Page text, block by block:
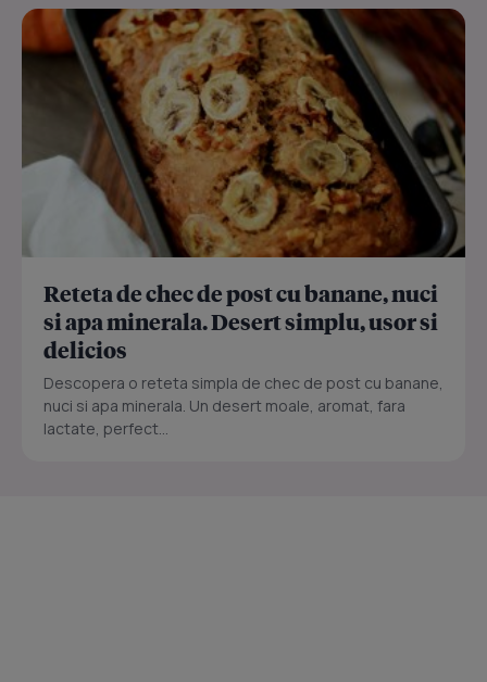
Reteta de chec de post cu banane, nuci
si apa minerala. Desert simplu, usor si
delicios
Descopera o reteta simpla de chec de post cu banane,
nuci si apa minerala. Un desert moale, aromat, fara
lactate, perfect...